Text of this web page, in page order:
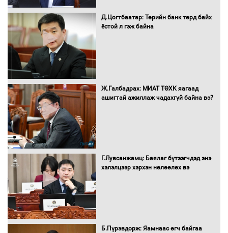
С.Бямбацогт Зүүн Азийн
Санхүүгийн хэмнэлтийн горимд эрүүл
Нөөцийн махны худалдаа,
Д.Цогтбаатар: Төрийн банк төрд байх
ёстой л гэж байна
Ж.Галбадрах: МИАТ ТӨХК яагаад
ашигтай ажиллаж чадахгүй байна вэ?
Г.Лувсанжамц: Баялаг бүтээгчдэд энэ
хэлэлцээр хэрхэн нөлөөлөх вэ
Б.Пүрэвдорж: Яамнаас өгч байгаа